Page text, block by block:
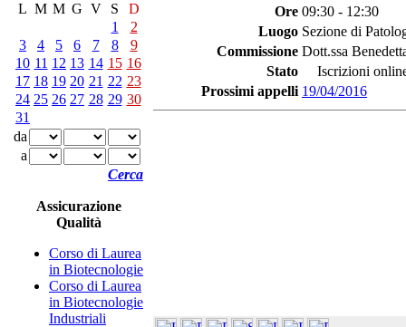
L M M G V S
D
1
2
3
4 5 6 7 8
9
10 11 12 13 14 15 16
17 18 19 20 21 22 23
24 25 26 27 28 29 30
31
da
a
Cerca
Assicurazione
Qualità
Corso di Laurea
in Biotecnologie
Corso di Laurea
in Biotecnologie
Industriali
Ore 09:30 - 12:30
Luogo Sezione di
Commissione Dott.ssa
Stato
Iscrizioni
Prossimi appelli 19/04/2016